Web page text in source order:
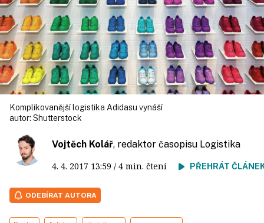
Komplikovanější logistika Adidasu vynáší
autor: Shutterstock
Vojtěch Kolář, redaktor časopisu Logistika
4. 4. 2017 13:59 / 4 min. čtení PŘEHRÁT
ODEBÍRAT AUTORA